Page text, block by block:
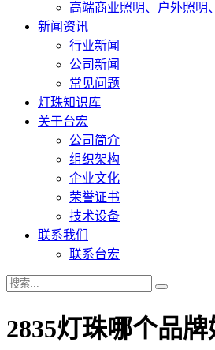
高端商业照明、户外照明
新闻资讯
行业新闻
公司新闻
常见问题
灯珠知识库
关于台宏
公司简介
组织架构
企业文化
荣誉证书
技术设备
联系我们
联系台宏
2835灯珠哪个品牌